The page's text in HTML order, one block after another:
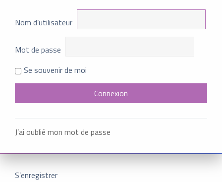
Nom d’utilisateur
Mot de passe
Se souvenir de moi
J’ai oublié mon mot de passe
S’enregistrer